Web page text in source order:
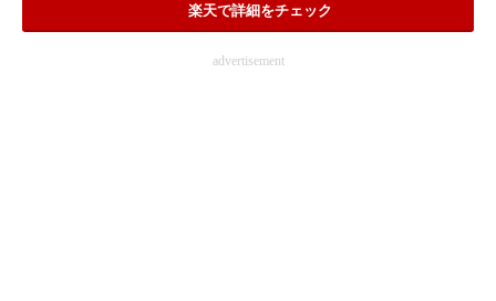
楽天で詳細をチェック
advertisement